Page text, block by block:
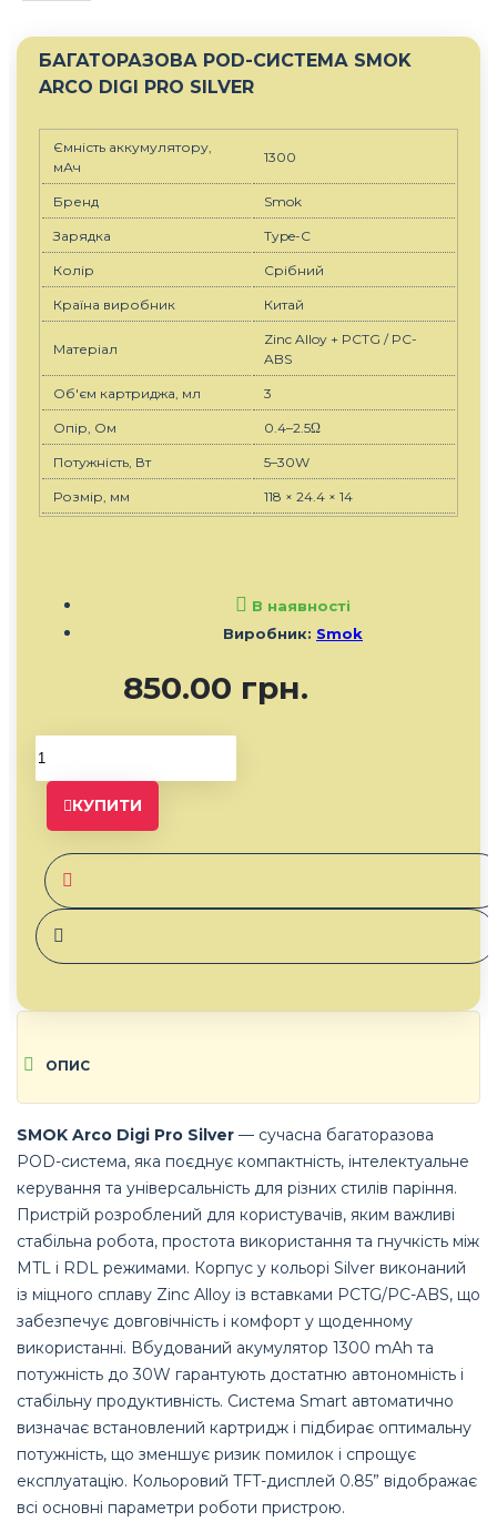
БАГАТОРАЗОВА POD-СИСТЕМА SMOK
ARCO DIGI PRO SILVER
Ємність аккумулятору,
мАч
1300
Бренд Smok
Зарядка Type-C
Колір Срiбний
Країна виробник Китай
Матеріал
Zinc Alloy + PCTG / PC-
ABS
Об'єм картриджа, мл 3
Опір, Ом 0.4–2.5Ω
Потужність, Вт 5–30W
Розмір, мм 118 × 24.4 × 14
850.00 грн.
В наявності
Виробник: Smok
КУПИТИ
ОПИС
SMOK Arco Digi Pro Silver — сучасна багаторазова
POD-система, яка поєднує компактність, інтелектуальне
керування та універсальність для різних стилів паріння.
Пристрій розроблений для користувачів, яким важливі
стабільна робота, простота використання та гнучкість між
MTL і RDL режимами. Корпус у кольорі Silver виконаний
із міцного сплаву Zinc Alloy із вставками PCTG/PC-ABS, що
забезпечує довговічність і комфорт у щоденному
використанні. Вбудований акумулятор 1300 mAh та
потужність до 30W гарантують достатню автономність і
стабільну продуктивність. Система Smart автоматично
визначає встановлений картридж і підбирає оптимальну
потужність, що зменшує ризик помилок і спрощує
експлуатацію. Кольоровий TFT-дисплей 0.85” відображає
всі основні параметри роботи пристрою.